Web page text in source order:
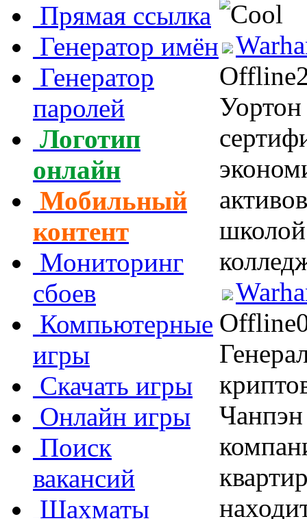
Прямая ссылка
Генератор имён
Генератор
паролей
Логотип
онлайн
Мобильный
контент
Мониторинг
сбоев
Компьютерные
игры
Скачать игры
Онлайн игры
Поиск
вакансий
Шахматы
Offline
Уортон
Offline